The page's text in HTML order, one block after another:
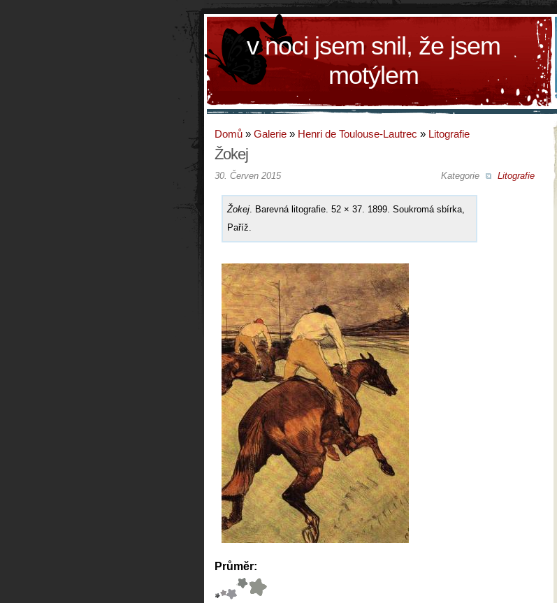
v noci jsem snil, že jsem
motýlem
Domů » Galerie » Henri de Toulouse-Lautrec » Litografie
Žokej
Kategorie Litografie
30. Červen 2015
Žokej . Barevná litografie. 52 × 37. 1899. Soukromá sbírka,
Paříž.
Průměr: